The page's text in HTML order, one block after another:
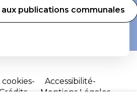
publications communales
Accessibilité
Mentions Légales